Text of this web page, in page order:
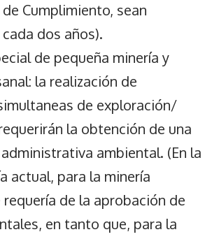
Cumplimiento, sean
dos años).
de pequeña minería y
la realización de
de exploración/
la obtención de una
ambiental. (En la
actual, para la minería
de la aprobación de
en tanto que, para la